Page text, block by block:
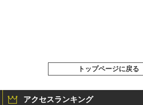
トップページに戻る
アクセスランキング